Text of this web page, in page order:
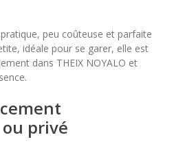
peu coûteuse et parfaite
idéale pour se garer, elle est
dans THEIX NOYALO et
privé